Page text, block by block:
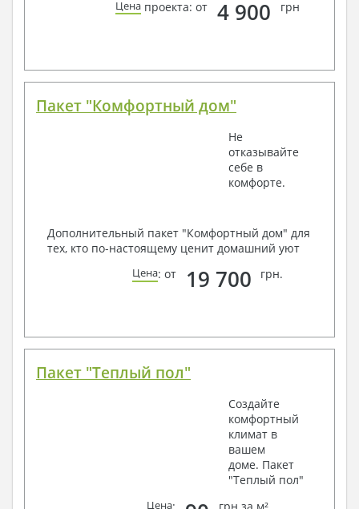
Цена проекта: от 4 900 грн
Пакет "Комфортный дом"
Не
отказывайте
себе в
комфорте.
Дополнительный пакет "Комфортный дом" для
тех, кто по-настоящему ценит домашний уют
Цена: от 19 700 грн.
Пакет "Теплый пол"
Создайте
комфортный
климат в
вашем
доме. Пакет
"Теплый пол"
Цена